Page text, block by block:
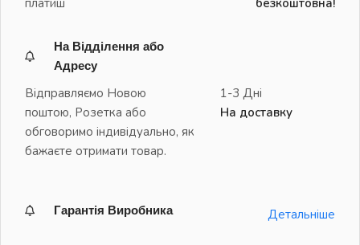
На Відділення або
Адресу
Відправляємо Новою
поштою, Розетка або
обговоримо індивідуально, як
бажаєте отримати товар.
1-3 Дні
На доставку
Гарантія Виробника Детальніше